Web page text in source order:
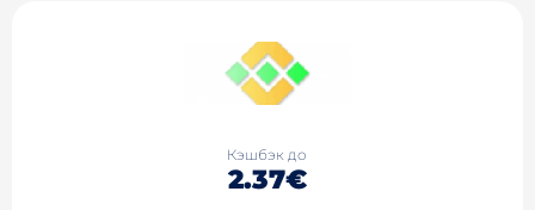
Кэшбэк до
2.37€